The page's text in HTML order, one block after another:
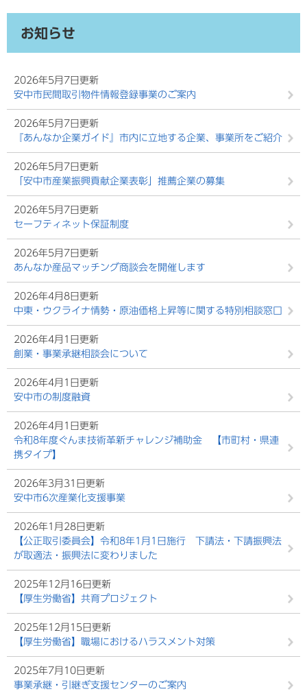
お知らせ
2026年5月7日更新
安中市民間取引物件情報登録事業のご案内
2026年5月7日更新
『あんなか企業ガイド』市内に立地する企業、事業所をご紹介
2026年5月7日更新
「安中市産業振興貢献企業表彰」推薦企業の募集
2026年5月7日更新
セーフティネット保証制度
2026年5月7日更新
あんなか産品マッチング商談会を開催します
2026年4月8日更新
中東・ウクライナ情勢・原油価格上昇等に関する特別相談窓口
2026年4月1日更新
創業・事業承継相談会について
2026年4月1日更新
安中市の制度融資
2026年4月1日更新
令和8年度ぐんま技術革新チャレンジ補助金 【市町村・県連
携タイプ】
2026年3月31日更新
安中市6次産業化支援事業
2026年1月28日更新
【公正取引委員会】令和8年1月1日施行 下請法・下請振興法
が取適法・振興法に変わりました
2025年12月16日更新
【厚生労働省】共育プロジェクト
2025年12月15日更新
【厚生労働省】職場におけるハラスメント対策
2025年7月10日更新
事業承継・引継ぎ支援センターのご案内